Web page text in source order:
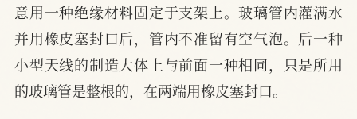
意用一种绝缘材料固定于支架上。玻璃管内灌满水
并用橡皮塞封口后，管内不准留有空气泡。后一种
小型天线的制造大体上与前面一种相同，只是所用
的玻璃管是整根的，在两端用橡皮塞封口。